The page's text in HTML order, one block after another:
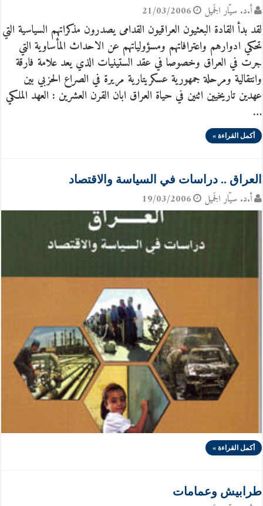
أ.د. سيّار الجَميل 21/03/2006
لقد بدأ القادة البعثيون العراقيون القدامى يصدرون مذكراتهم السياسية التي
تحكي ادوارهم واعترافاتهم ومسؤولياتهم عن الاحداث المأساوية التي
جرت في العراق وخصوصا في عقد الستينيات الذي يعد علامة فارقة
وانتقالية ومرحلة جمهورية عسكريتارية مريرة في الصراع الحزبي بين
عهدين تاريخيين اثنين في حياة العراق ابان القرن العشرين : العهد الملكي
…
أكمل القراءة »
العراق .. دراسات في السياسة والاقتصاد
أ.د. سيّار الجَميل 19/03/2006
أكمل القراءة »
طرابيش وعمامات